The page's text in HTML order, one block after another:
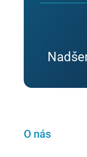
O nás